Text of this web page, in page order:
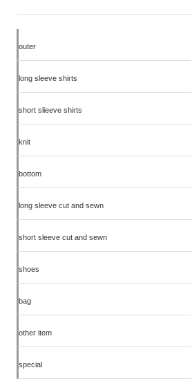
outer
long sleeve shirts
short slieeve shirts
knit
bottom
long sleeve cut and sewn
short sleeve cut and sewn
shoes
bag
other item
special